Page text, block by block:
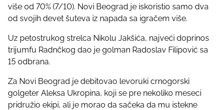
više od 70% (7/10). Novi Beograd je iskoristio samo dva
od svojih devet šuteva iz napada sa igračem više.
Uz petostrukog strelca Nikolu Jakšića, najveći doprinos
trijumfu Radnčkog dao je golman Radoslav Filipović sa
15 odbrana.
Za Novi Beograd je debitovao levoruki crnogorski
golgeter Aleksa Ukropina, koji se pre nekoliko meseci
pridružio ekipi, ali je morao da sačeka da mu istekne